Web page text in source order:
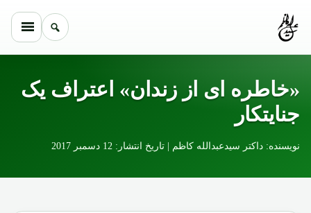
«خاطره ای از زندان» اعتراف یک
جنایتکار
نویسنده: داکتر سیدعبدالله کاظم | تاریخ انتشار: 12 دسمبر 2017